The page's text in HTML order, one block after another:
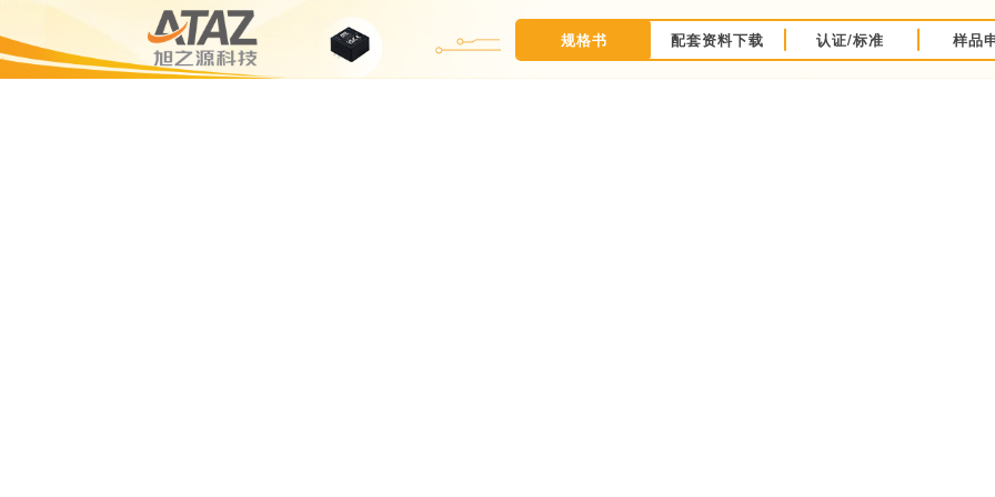
规格书 配套资料下载 认证/标准 样品